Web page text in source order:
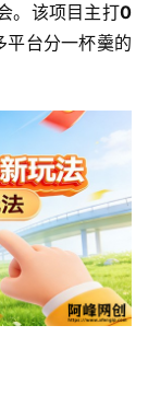
。该项目主打0
平台分一杯羹的